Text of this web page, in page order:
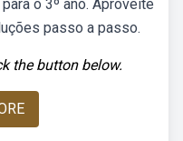
o 3º ano. Aproveite
passo a passo.
the button below.